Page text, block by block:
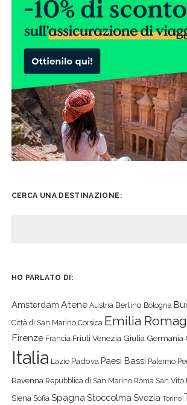
CERCA UNA DESTINAZIONE:
HO PARLATO DI:
Amsterdam Atene Austria Berlino Bologna
Città di San Marino Corsica Emilia
Firenze Francia Friuli Venezia Giulia Germania
Italia Lazio Padova Paesi Bassi Palermo
Ravenna Repubblica di San Marino Roma San Vito
Siena Sofia SpagnaStoccolma Svezia Torino